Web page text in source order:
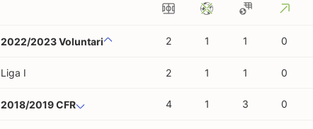
2022/2023 Voluntari 2 1 1 0
Liga I 2 1 1 0
2018/2019 CFR 4 1 3 0